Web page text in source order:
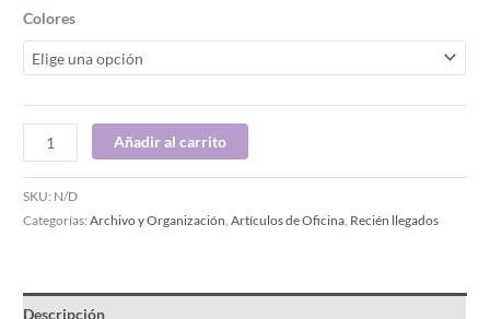
Colores
Añadir al carrito
SKU: N/D
Categorías:Archivo y Organización,Artículos de Oficina, Recién llegados
Descripción